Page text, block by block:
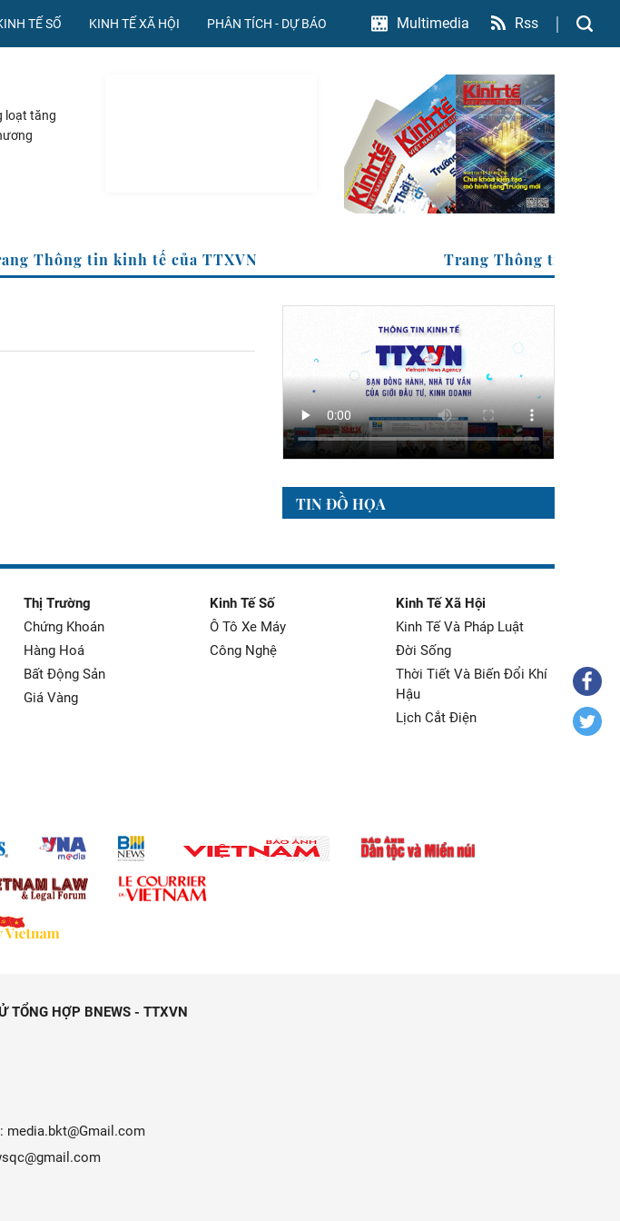
TẾ SỐ KINH TẾ XÃ HỘI PHÂN TÍCH - DỰ BÁO Multimedia Rss
loạt tăng
Trang Thông tin kinh tế của TTXVN Trang Thông tin
TIN ĐỒ HỌA
Thị Trường
Chứng Khoán
Hàng Hoá
Bất Động Sản
Giá Vàng
Kinh Tế Số
Ô Tô Xe Máy
Công Nghệ
Kinh Tế Xã Hội
Kinh Tế Và Pháp Luật
Đời Sống
Thời Tiết Và Biến Đổi Khí
Hậu
Lịch Cắt Điện
TỔNG HỢP BNEWS - TTXVN
media.bkt@Gmail.com